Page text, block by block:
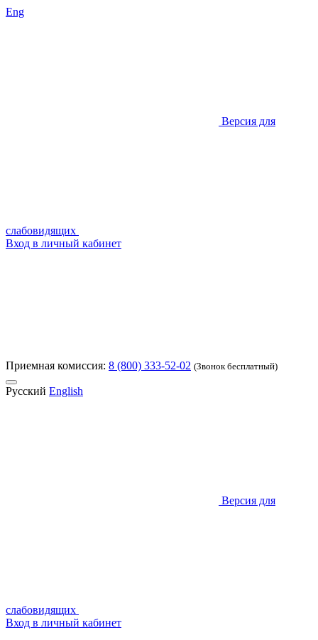
Eng
Версия для
слабовидящих
Вход в личный кабинет
Приемная комиссия: 8 (800) 333-52-02 (Звонок бесплатный)
Русский English
Версия для
слабовидящих
Вход в личный кабинет